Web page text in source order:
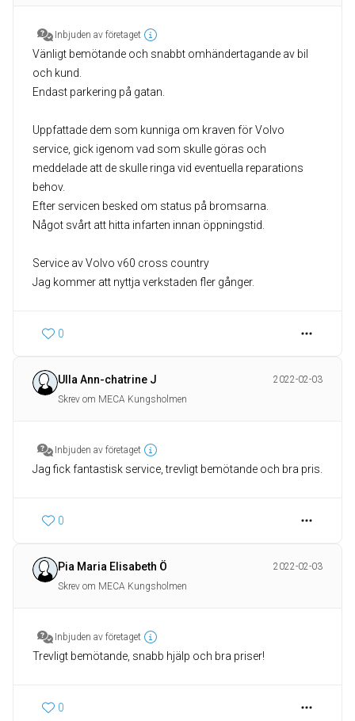
Inbjuden av företaget
Vänligt bemötande och snabbt omhändertagande av bil
och kund.
Endast parkering på gatan.
Uppfattade dem som kunniga om kraven för Volvo
service, gick igenom vad som skulle göras och
meddelade att de skulle ringa vid eventuella reparations
behov.
Efter servicen besked om status på bromsarna.
Något svårt att hitta infarten innan öppningstid.
Service av Volvo v60 cross country
Jag kommer att nyttja verkstaden fler gånger.
0
Ulla Ann-chatrine J
2022-02-03
Skrev om MECA Kungsholmen
Inbjuden av företaget
Jag fick fantastisk service, trevligt bemötande och bra pris.
0
Pia Maria Elisabeth Ö
2022-02-03
Skrev om MECA Kungsholmen
Inbjuden av företaget
Trevligt bemötande, snabb hjälp och bra priser!
0